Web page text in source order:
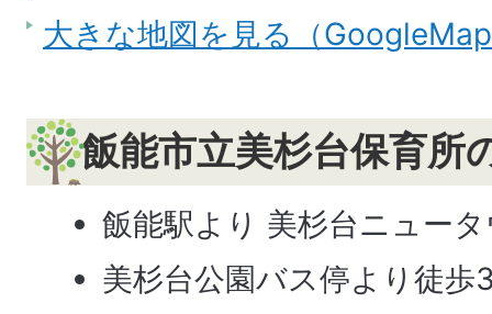
大きな地図を見る（
飯能市立美杉台保育所
飯能駅より 美杉台ニュー
美杉台公園バス停より徒歩